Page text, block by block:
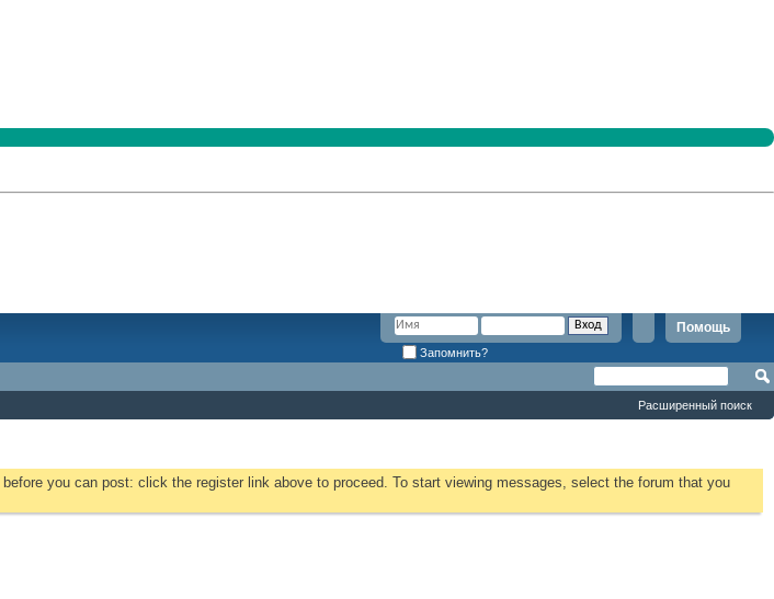
Помощь
Запомнить?
Расширенный поиск
before you can post: click the register link above to proceed. To start viewing messages, select the forum that you